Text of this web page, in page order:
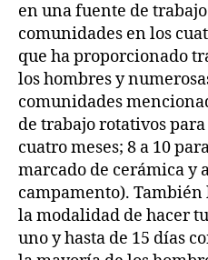
en una fuente de
comunidades en los
que ha proporcionado
los hombres y
comunidades
de trabajo rotativos
cuatro meses; 8 a 10
marcado de cerámica y
campamento).
la modalidad de hacer
uno y hasta de 15 días